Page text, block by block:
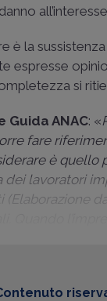
è la
espresse
si
Guida ANAC: «
fare
è quello
dei lavoratori